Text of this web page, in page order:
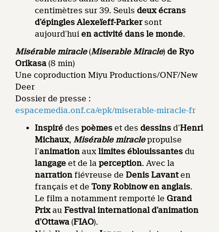
centimètres sur 39. Seulsdeux écrans
d’épingles Alexeïeff-Parkersont
aujourd’huien activité dans le monde.
Misérable miracle(Miserable Miracle)de Ryo
Orikasa(8 min)
Une coproduction Miyu Productions/ONF/New
Deer
Dossier de presse :
espacemedia.onf.ca/epk/miserable-miracle-fr
Inspirédespoèmeset desdessins d’Henri
Michaux, Misérable miraclepropulse
l’animation auxlimites éblouissantes du
langage et de laperception. Avec la
narration fiévreuse deDenis Lavanten
français et deTony Robinow en anglais.
Le film a notamment remporté leGrand
PrixauFestival international d’animation
d’Ottawa(FIAO).